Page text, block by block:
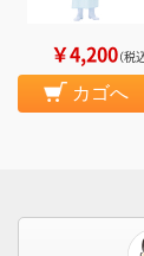
￥4,200（税
カゴへ